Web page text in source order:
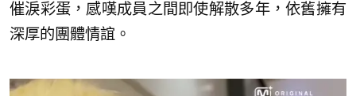
催淚彩蛋，感嘆成員之間即使解散多年，依舊擁有
深厚的團體情誼。